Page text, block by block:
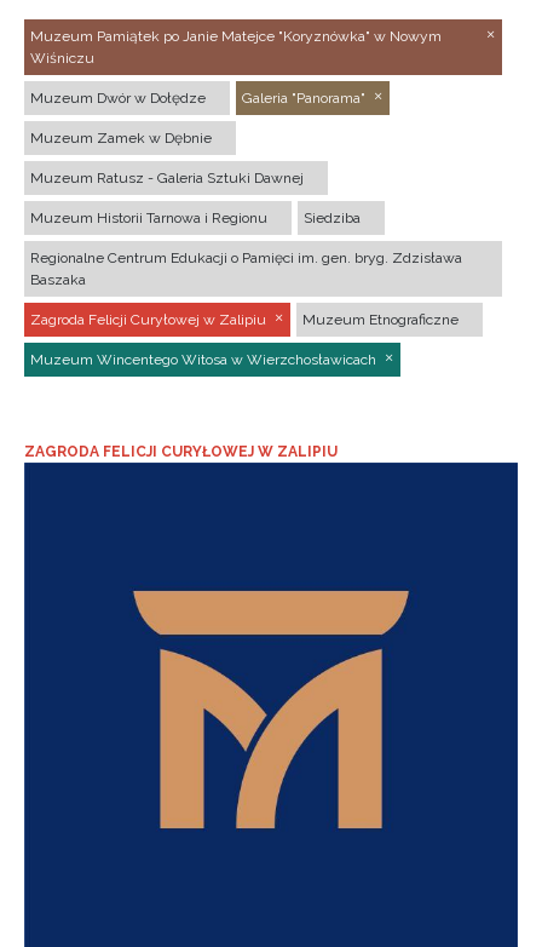
Muzeum Pamiątek po Janie Matejce "Koryznówka" w Nowym
Wiśniczu
Muzeum Dwór w Dołędze Galeria "Panorama"
Muzeum Zamek w Dębnie
Muzeum Ratusz - Galeria Sztuki Dawnej
Muzeum Historii Tarnowa i Regionu Siedziba
Regionalne Centrum Edukacji o Pamięci im. gen. bryg. Zdzisława
Baszaka
Zagroda Felicji Curyłowej w Zalipiu Muzeum Etnograficzne
Muzeum Wincentego Witosa w Wierzchosławicach
ZAGRODA FELICJI CURYŁOWEJ W ZALIPIU